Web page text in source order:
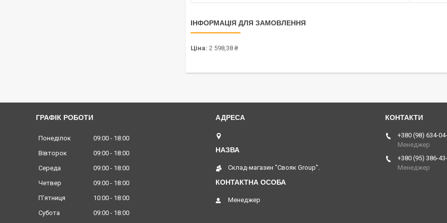
ІНФОРМАЦІЯ ДЛЯ ЗАМОВЛЕННЯ
Ціна: 2 598,38 ₴
ГРАФІК РОБОТИ
Понеділок 09:00
18:00
Вівторок
09:00
18:00
Середа
09:00
18:00
Четвер
09:00
18:00
Пʼятниця
10:00
18:00
Субота
09:00 18:00
Склад-магазин "Свояк Group".
Менеджер
+380 (98) 634-
Менеджер
+380 (95) 386-
Менеджер